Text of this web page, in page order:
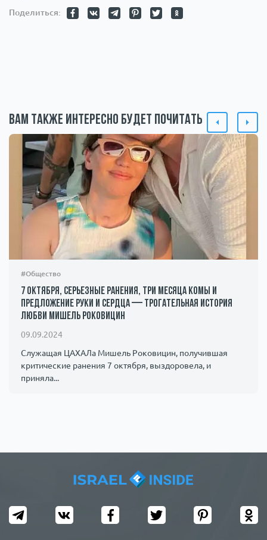
Поделиться:
Вам также интересно будет почитать
#Общество
7 октября, серьезные ранения, три месяца комы и
предложение руки и сердца — трогательная история
любви Мишель Роковицин
09.09.2024
Служащая ЦАХАЛа Мишель Роковицин, получившая
критические ранения 7 октября, выздоровела, и
приняла...